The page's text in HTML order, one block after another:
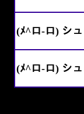
(ﾒ^ロ-ロ) シ
(ﾒ^ロ-ロ) シ